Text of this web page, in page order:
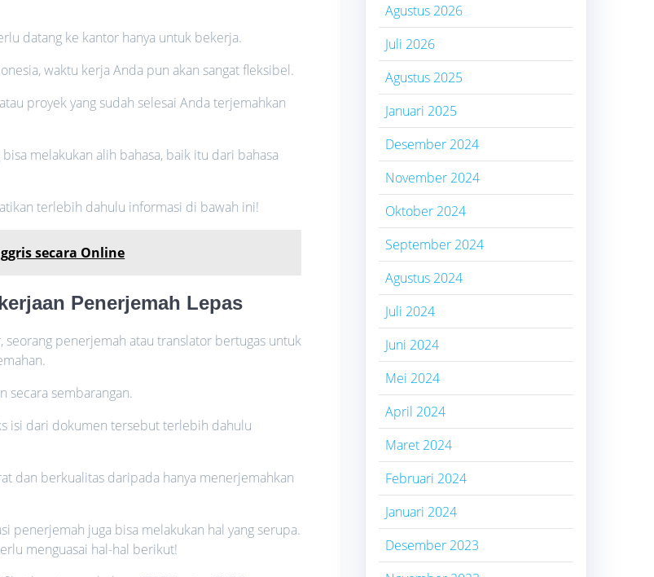
datang ke kantor hanya untuk bekerja.
waktu kerja Anda pun akan sangat fleksibel.
proyek yang sudah selesai Anda terjemahkan
melakukan alih bahasa, baik itu dari bahasa
terlebih dahulu informasi di bawah ini!
secara Online
Penerjemah Lepas
penerjemah atau translator bertugas untuk
secara sembarangan.
isi dari dokumen tersebut terlebih dahulu
dan berkualitas daripada hanya menerjemahkan
penerjemah juga bisa melakukan hal yang serupa.
menguasai hal-hal berikut!
Agustus 2026
Juli 2026
Agustus 2025
Januari 2025
Desember 2024
November 2024
Oktober 2024
September 2024
Agustus 2024
Juli 2024
Juni 2024
Mei 2024
April 2024
Maret 2024
Februari 2024
Januari 2024
Desember 2023